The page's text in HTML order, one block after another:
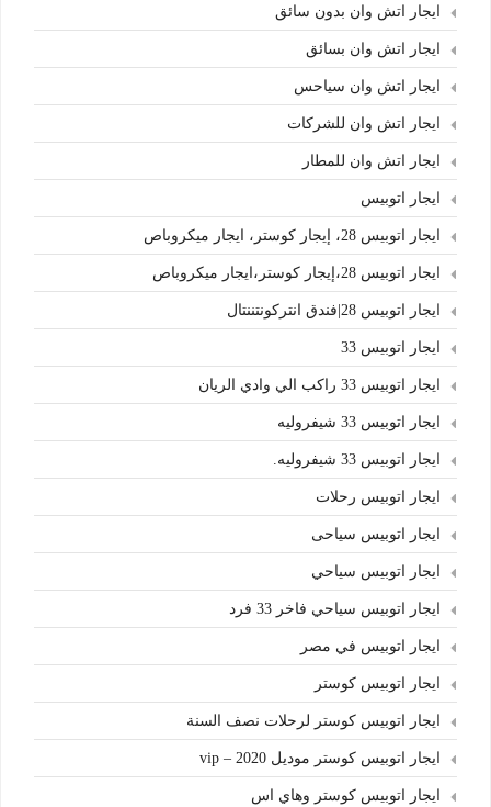
ايجار اتش وان بدون سائق
ايجار اتش وان بسائق
ايجار اتش وان سياحس
ايجار اتش وان للشركات
ايجار اتش وان للمطار
ايجار اتوبيس
ايجار اتوبيس 28، إيجار كوستر، ايجار ميكروباص
ايجار اتوبيس 28،إيجار كوستر،ايجار ميكروباص
ايجار اتوبيس 28|فندق انتركونتننتال
ايجار اتوبيس 33
ايجار اتوبيس 33 راكب الي وادي الريان
ايجار اتوبيس 33 شيفروليه
ايجار اتوبيس 33 شيفروليه.
ايجار اتوبيس رحلات
ايجار اتوبيس سياحى
ايجار اتوبيس سياحي
ايجار اتوبيس سياحي فاخر 33 فرد
ايجار اتوبيس في مصر
ايجار اتوبيس كوستر
ايجار اتوبيس كوستر لرحلات نصف السنة
ايجار اتوبيس كوستر موديل 2020 – vip
ايجار اتوبيس كوستر وهاي اس